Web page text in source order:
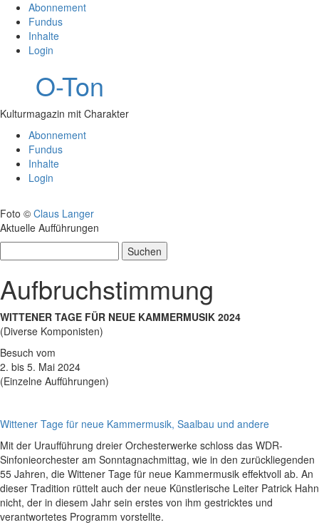
Abonnement
Fundus
Inhalte
Login
O-Ton
Kulturmagazin mit Charakter
Abonnement
Fundus
Inhalte
Login
Foto © Claus Langer
Aktuelle Aufführungen
nach:
Aufbruchstimmung
WITTENER TAGE FÜR NEUE KAMMERMUSIK 2024
(Diverse Komponisten)
Besuch vom
2. bis 5. Mai 2024
(Einzelne Aufführungen)
Wittener Tage für neue Kammermusik, Saalbau und andere
Mit der Uraufführung dreier Orchesterwerke schloss das WDR-
Sinfonieorchester am Sonntagnachmittag, wie in den zurückliegenden
55 Jahren, die Wittener Tage für neue Kammermusik effektvoll ab. An
dieser Tradition rüttelt auch der neue Künstlerische Leiter Patrick Hahn
nicht, der in diesem Jahr sein erstes von ihm gestricktes und
verantwortetes Programm vorstellte.